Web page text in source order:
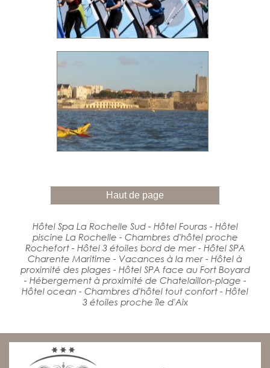
Haut de page
Hôtel Spa La Rochelle Sud - Hôtel Fouras - Hôtel
piscine La Rochelle - Chambres d'hôtel proche
Rochefort - Hôtel 3 étoiles bord de mer - Hôtel SPA
Charente Maritime - Vacances à la mer - Hôtel à
proximité des plages - Hôtel SPA face au Fort Boyard
- Hébergement à proximité de Chatelaillon-plage -
Hôtel ocean - Chambres d'hôtel tout confort - Hôtel
3 étoiles proche île d'Aix